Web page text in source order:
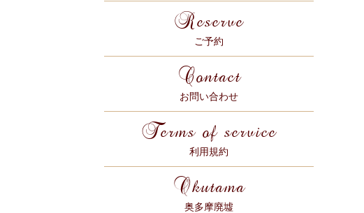
Reserve
ご予約
Contact
お問い合わせ
Terms of service
利用規約
Okutama
奥多摩廃墟